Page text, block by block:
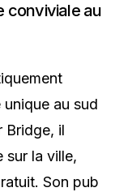
conviviale au
au sud
Bridge, il
sur la ville,
Son pub